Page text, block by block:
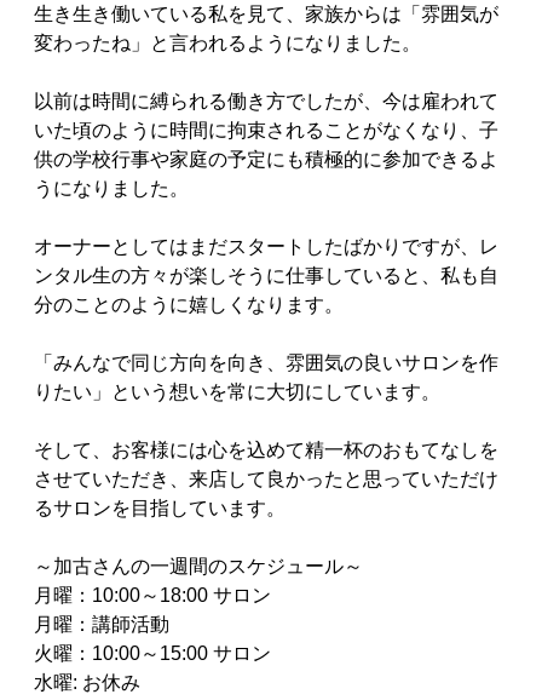
生き生き働いている私を見て、家族からは「雰囲気が
変わったね」と言われるようになりました。
以前は時間に縛られる働き方でしたが、今は雇われて
いた頃のように時間に拘束されることがなくなり、子
供の学校行事や家庭の予定にも積極的に参加できるよ
うになりました。
オーナーとしてはまだスタートしたばかりですが、レ
ンタル生の方々が楽しそうに仕事していると、私も自
分のことのように嬉しくなります。
「みんなで同じ方向を向き、雰囲気の良いサロンを作
りたい」という想いを常に大切にしています。
そして、お客様には心を込めて精一杯のおもてなしを
させていただき、来店して良かったと思っていただけ
るサロンを目指しています。
～加古さんの一週間のスケジュール～
月曜：10:00～18:00 サロン
月曜：講師活動
火曜：10:00～15:00 サロン
水曜: お休み